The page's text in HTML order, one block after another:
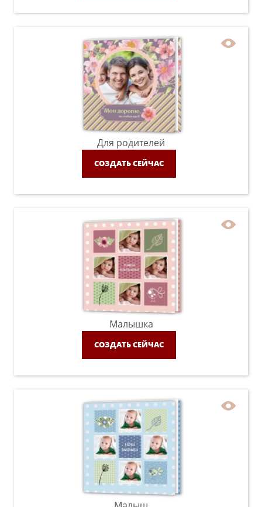
Для родителей
СОЗДАТЬ СЕЙЧАС
Малышка
СОЗДАТЬ СЕЙЧАС